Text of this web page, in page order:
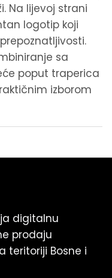
Na lijevoj strani
logotip koji
sa
poput traperica
izborom
digitalnu
prodaju
teritoriji Bosne i